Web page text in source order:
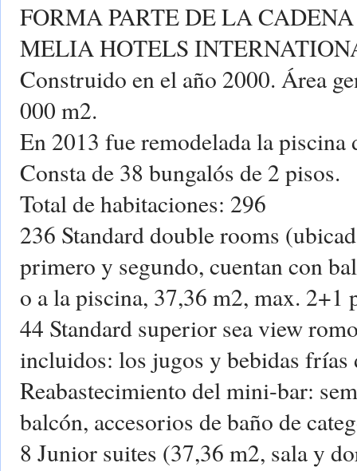
FORMA PARTE DE LA
MELIA HOTELS
Construido en el año 2000. Área
000 m2.
En 2013 fue remodelada la piscina
Consta de 38 bungalós de 2 pisos.
Total de habitaciones: 296
236 Standard double rooms
primero y segundo, cuentan con
o a la piscina, 37,36 m2, max. 2+1
44 Standard superior sea view
incluidos: los jugos y bebidas
Reabastecimiento del mini-bar:
balcón, accesorios de baño de
8 Junior suites (37,36 m2, sala y